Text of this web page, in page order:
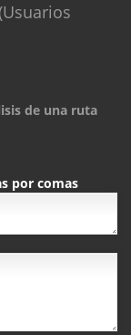
de una ruta
por comas